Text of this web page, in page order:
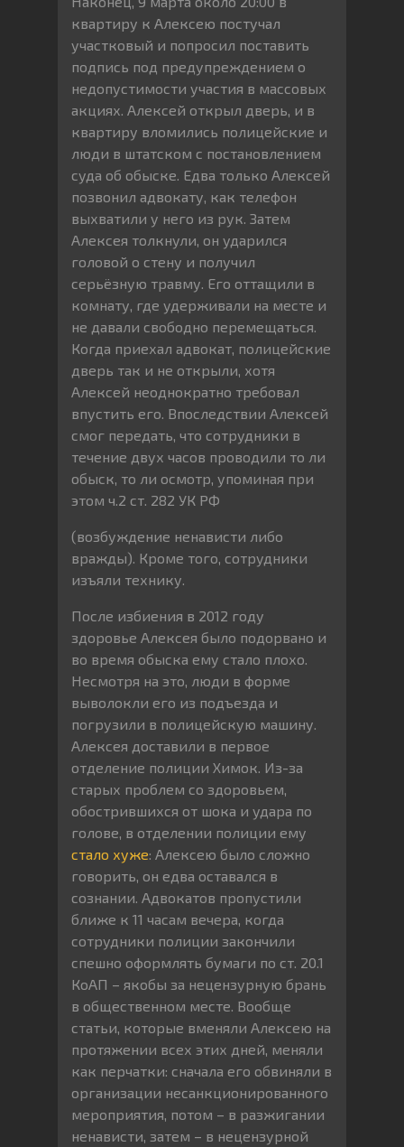
квартиру к Алексею постучал
участковый и попросил поставить
подпись под предупреждением о
недопустимости участия в массовых
акциях. Алексей открыл дверь, и в
квартиру вломились полицейские и
люди в штатском с постановлением
суда об обыске. Едва только Алексей
позвонил адвокату, как телефон
выхватили у него из рук. Затем
Алексея толкнули, он ударился
головой о стену и получил
серьёзную травму. Его оттащили в
комнату, где удерживали на месте и
не давали свободно перемещаться.
Когда приехал адвокат, полицейские
дверь так и не открыли, хотя
Алексей неоднократно требовал
впустить его. Впоследствии Алексей
смог передать, что сотрудники в
течение двух часов проводили то ли
обыск, то ли осмотр, упоминая при
этом ч.2 ст. 282 УК РФ
(возбуждение ненависти либо
вражды). Кроме того, сотрудники
изъяли технику.
После избиения в 2012 году
здоровье Алексея было подорвано и
во время обыска ему стало плохо.
Несмотря на это, люди в форме
выволокли его из подъезда и
погрузили в полицейскую машину.
Алексея доставили в первое
отделение полиции Химок. Из-за
старых проблем со здоровьем,
обострившихся от шока и удара по
голове, в отделении полиции ему
стало хуже: Алексею было сложно
говорить, он едва оставался в
сознании. Адвокатов пропустили
ближе к 11 часам вечера, когда
сотрудники полиции закончили
спешно оформлять бумаги по ст. 20.1
КоАП – якобы за нецензурную брань
в общественном месте. Вообще
статьи, которые вменяли Алексею на
протяжении всех этих дней, меняли
как перчатки: сначала его обвиняли в
организации несанкционированного
мероприятия, потом – в разжигании
ненависти, затем – в нецензурной